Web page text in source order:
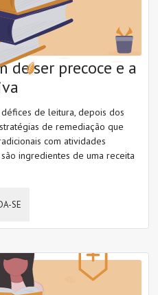
de ser precoce e a
de leitura, depois dos
de remediação que
com atividades
ingredientes de uma receita
SE